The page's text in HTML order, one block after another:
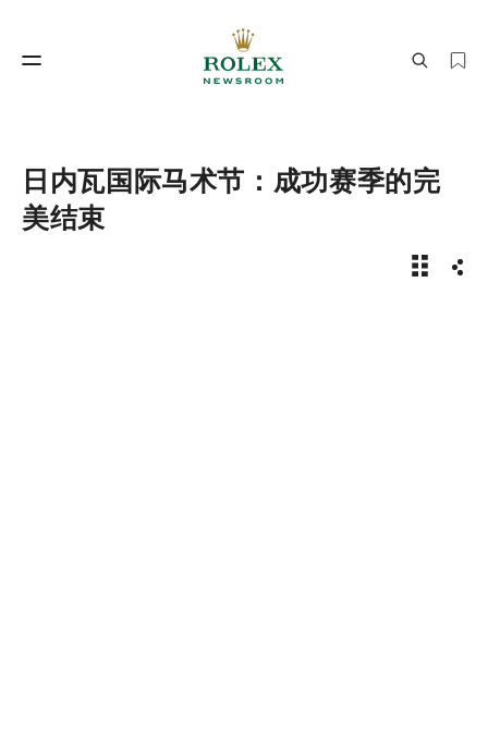
日内瓦国际马术节：成功赛季的完
美结束
新闻故